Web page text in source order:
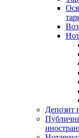
Депозит